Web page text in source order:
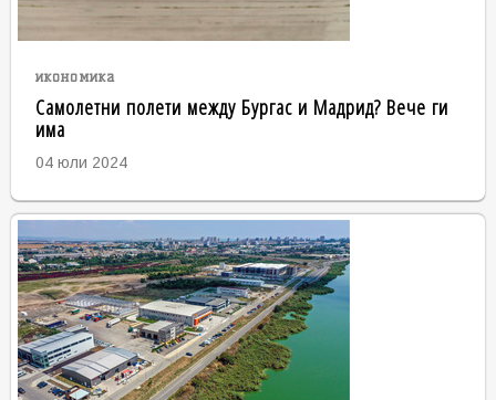
икономика
Самолетни полети между Бургас и Мадрид? Вече ги
има
04 юли 2024